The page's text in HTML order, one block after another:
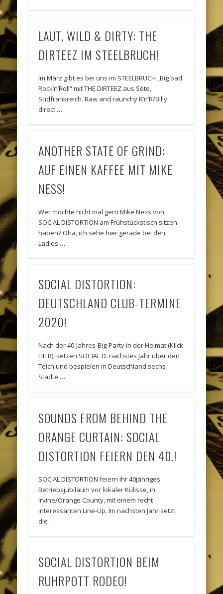
LAUT, WILD & DIRTY: THE
DIRTEEZ IM STEELBRUCH!
Im März gibt es bei uns im STEELBRUCH „Big bad
Rock’n’Roll“ mit THE DIRTEEZ aus Sète,
Südfrankreich. Raw and raunchy R’n’R/Billy
direct …
ANOTHER STATE OF GRIND:
AUF EINEN KAFFEE MIT MIKE
NESS!
Wer möchte nicht mal gern Mike Ness von
SOCIAL DISTORTION am Frühstückstisch sitzen
haben? Oha, ich sehe hier gerade bei den
Ladies …
SOCIAL DISTORTION:
DEUTSCHLAND CLUB-TERMINE
2020!
Nach der 40-Jahres-Big-Party in der Heimat (Klick
HIER), setzen SOCIAL D. nächstes Jahr über den
Teich und bespielen in Deutschland sechs
Städte …
SOUNDS FROM BEHIND THE
ORANGE CURTAIN: SOCIAL
DISTORTION FEIERN DEN 40.!
SOCIAL DISTORTION feiern ihr 40jähriges
Betriebsjubiläum vor lokaler Kulisse, in
Irvine/Orange County, mit einem recht
interessanten Line-Up. Im nächsten Jahr setzt
die …
SOCIAL DISTORTION BEIM
RUHRPOTT RODEO!